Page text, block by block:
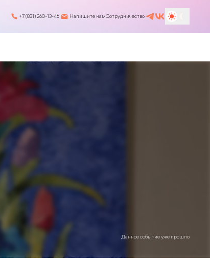
+7 (831) 260-13-46 Напишите намСотрудничество
Данное событие уже прошло